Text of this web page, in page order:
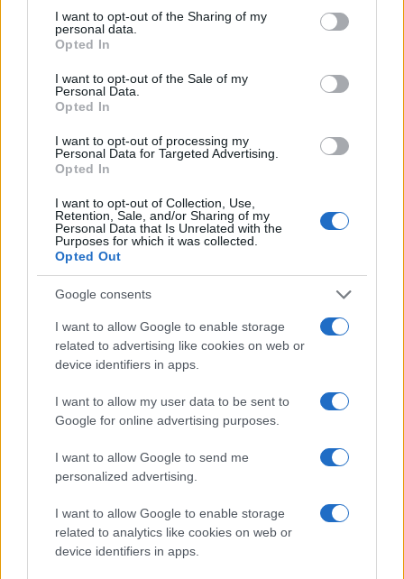
not limited to your visit or usage behaviour. You may click to
grant or deny consent to Google and its third-party tags to
use your data for below specified purposes in below Google
consent section.
I want to opt-out of the Sharing of my
personal data.
Opted In
I want to opt-out of the Sale of my
Personal Data.
Opted In
I want to opt-out of processing my
Personal Data for Targeted Advertising.
Opted In
I want to opt-out of Collection, Use,
Retention, Sale, and/or Sharing of my
Personal Data that Is Unrelated with the
Purposes for which it was collected.
Opted Out
Google consents
I want to allow Google to enable storage
related to advertising like cookies on web or
device identifiers in apps.
I want to allow my user data to be sent to
Google for online advertising purposes.
I want to allow Google to send me
personalized advertising.
I want to allow Google to enable storage
related to analytics like cookies on web or
device identifiers in apps.
Micol Incorvaia Sardegna
Micol Incorvaia Vacanze
Notizie Sardegna
Inviaci le tue segnalazioni,
i tuoi video e le tue foto
345 356 7512
Notizie in tempo reale?
GalluraOggi.it
Google News
F T Pi WS